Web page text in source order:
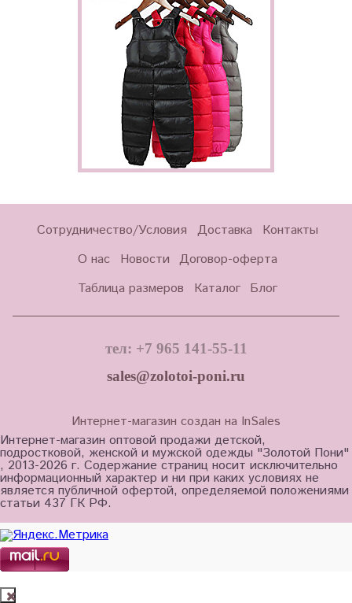
Сотрудничество/Условия Доставка
Контакты
О нас
Новости Договор-оферта
Таблица размеров
Каталог Блог
тел: +7 965 141-55-11
sales@zolotoi-poni.ru
Интернет-магазин создан на InSales
Интернет-магазин оптовой продажи детской,
подростковой, женской и мужской одежды "Золотой Пони"
, 2013-2026 г. Содержание страниц носит исключительно
информационный характер и ни при каких условиях не
является публичной офертой, определяемой положениями
статьи 437 ГК РФ.